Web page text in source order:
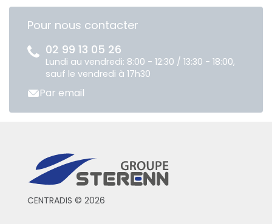
Pour nous contacter
02 99 13 05 26
Lundi au vendredi: 8:00 - 12:30 / 13:30 - 18:00,
sauf le vendredi à 17h30
Par email
CENTRADIS © 2026